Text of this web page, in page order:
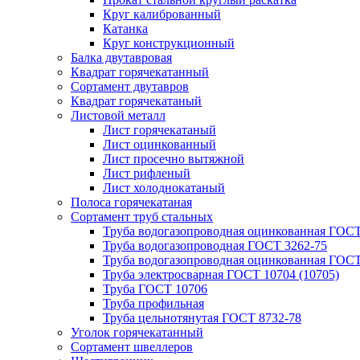
Круг калиброванный
Катанка
Круг конструкционный
Балка двутавровая
Квадрат горячекатанный
Сортамент двутавров
Квадрат горячекатаный
Листовой металл
Лист горячекатаный
Лист оцинкованный
Лист просечно вытяжной
Лист рифленый
Лист холоднокатаный
Полоса горячекатаная
Сортамент труб стальных
Труба водогазопроводная оцинкованная
Труба водогазопроводная ГОСТ 3262-75
Труба водогазопроводная оцинкованная
Труба электросварная ГОСТ 10704 (10705)
Труба ГОСТ 10706
Труба профильная
Труба цельнотянутая ГОСТ 8732-78
Уголок горячекатанный
Сортамент швеллеров